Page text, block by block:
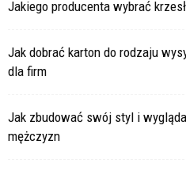
Jakiego producenta wybrać
Jak dobrać karton do rodzaju
dla firm
Jak zbudować swój styl i
mężczyzn